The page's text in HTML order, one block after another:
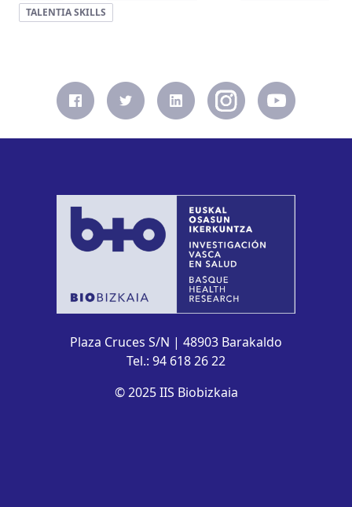
TALENTIA SKILLS
Plaza Cruces S/N | 48903 Barakaldo
Tel.: 94 618 26 22
© 2025 IIS Biobizkaia